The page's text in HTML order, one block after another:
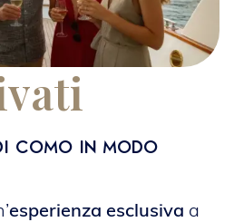
esperienza esclusiva a
Como in modo